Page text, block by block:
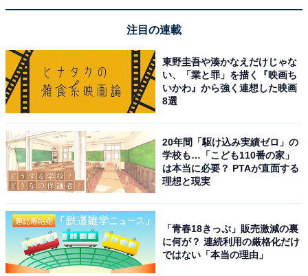
「自然が豊かで癒されそう」（40代男性／千葉県）
「ゆったりと過ごせそうだから」（20代女性／長野
※All About ニュース編集部が実施した「冬に行きたい温
泉地」に関するアンケートより抜粋（調査期間：2026年
注目の連載
東野圭吾や湊かなえだけじゃな
い、「業と罪」を描く『映画ち
いかわ』から強く連想した映画
8選
20年間「駆け込み実績ゼロ」の
学校も…「こども110番の家」
は本当に必要？ PTAが直面する
理想と現実
「青春18きっぷ」販売激減の裏
に何が？ 連続利用の厳格化だけ
ではない「本当の理由」